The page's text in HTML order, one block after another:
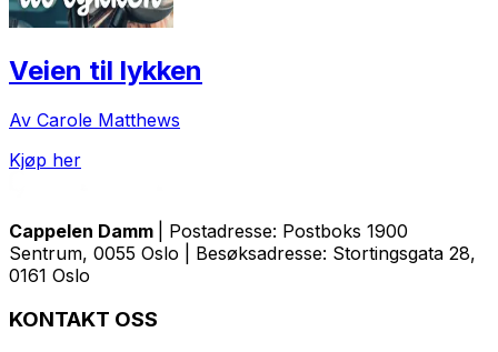
Veien til lykken
Av Carole Matthews
Kjøp her
Cappelen Damm
| Postadresse: Postboks 1900
Sentrum, 0055 Oslo | Besøksadresse: Stortingsgata 28,
0161 Oslo
KONTAKT OSS